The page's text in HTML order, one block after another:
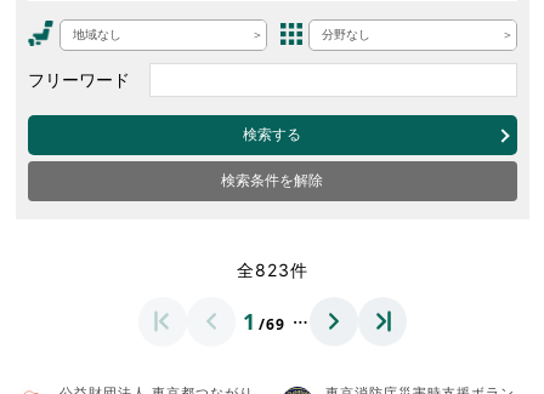
地域なし 分野なし
フリーワード
検索する
検索条件を解除
全823件
1 /69 …